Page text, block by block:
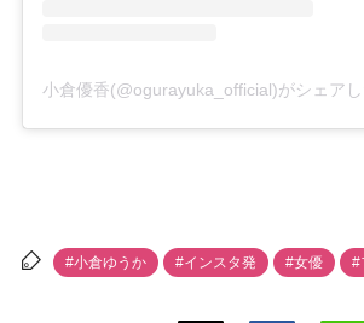
小倉優香(@ogurayuka_official)がシェア
#小倉ゆうか #インスタ発 #女優 #